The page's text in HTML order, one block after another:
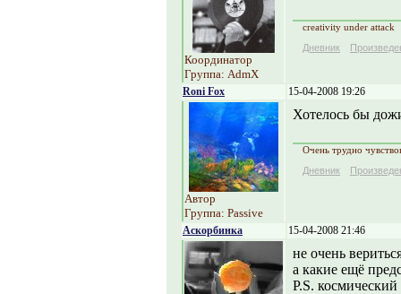
Координатор
Группа: AdmX
creativity under attack
Дневник
Roni Fox 15-04-2008 19:26
Автор
Группа: Passive
Хотелось бы
Очень трудно
Дневник
Аскорбинка 15-04-2008 21:46
не очень
а какие ещё
P.S. космический